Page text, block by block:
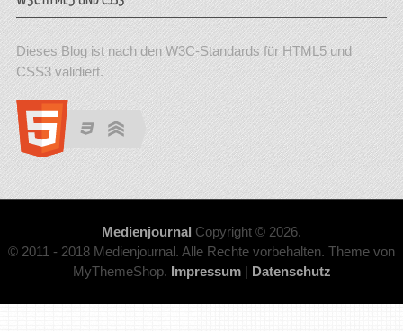
Dieses Blog ist nach den W3C-Standards für HTML5 und
CSS3 validiert.
Medienjournal Copyright © 2026.
© 2011 - 2018 Medienjournal. Alle Rechte vorbehalten. Theme von
MyThemeShop. Impressum| Datenschutz